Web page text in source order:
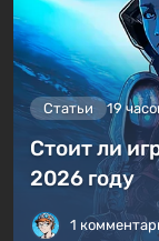
Статьи 19
Стоит ли
2026 году
1